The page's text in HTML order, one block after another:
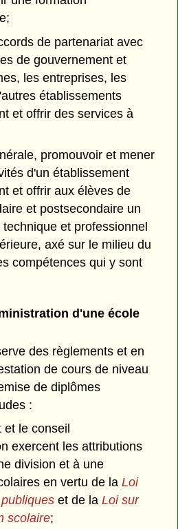
de partenariat avec
de gouvernement et
les entreprises, les
établissements
et offrir des services à
promouvoir et mener
d'un établissement
et offrir aux élèves de
et postsecondaire un
et professionnel
axé sur le milieu du
compétences qui y sont
d'une école
des règlements et en
de cours de niveau
de diplômes
:
le conseil
exercent les attributions
division et à une
en vertu de la Loi
et de la Loi sur
scolaire;